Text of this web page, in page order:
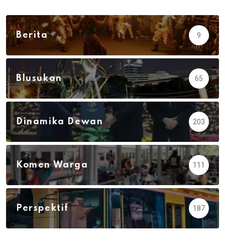
Berita 9
Blusukan 65
Dinamika Dewan 203
Komen Warga 111
Perspektif 187